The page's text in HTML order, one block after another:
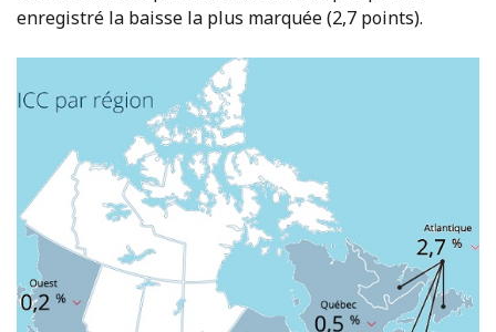
enregistré la baisse la plus marquée (2,7 points).